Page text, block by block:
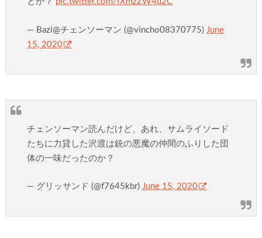
— Bazi@チェンソーマン (@vincho08370775) June
15, 2020
チェンソーマン読んだけど、あれ、サムライソード
たちに力貸した沢渡は銃の悪魔の仲間のふりした団
体の一味だったのか？
— グリッサンド (@f7645kbr)June 15, 2020